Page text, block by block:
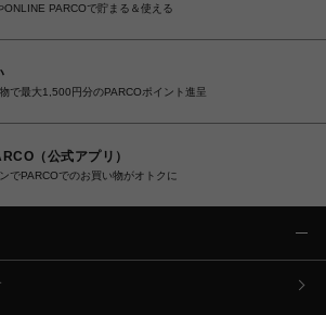
ONLINE PARCOで貯まる＆使える
で最大1,500円分のPARCOポイント進呈
（公式アプリ）
でPARCOでのお買い物がオトクに